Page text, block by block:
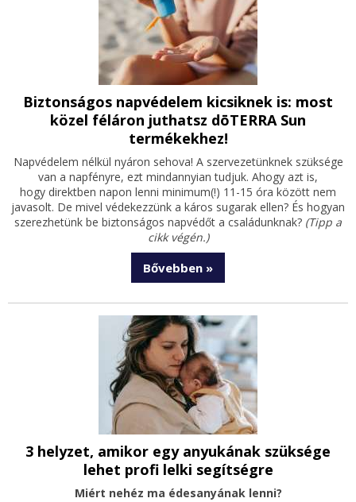
Biztonságos napvédelem kicsiknek is: most
közel féláron juthatsz dōTERRA Sun
termékekhez!
Napvédelem nélkül nyáron sehova! A szervezetünknek szüksége
van a napfényre, ezt mindannyian tudjuk. Ahogy azt is,
hogy direktben napon lenni minimum(!) 11-15 óra között nem
javasolt. De mivel védekezzünk a káros sugarak ellen? És hogyan
szerezhetünk be biztonságos napvédőt a családunknak? (Tipp a
cikk végén.)
Bővebben »
3 helyzet, amikor egy anyukának szüksége
lehet profi lelki segítségre
Miért nehéz ma édesanyának lenni?